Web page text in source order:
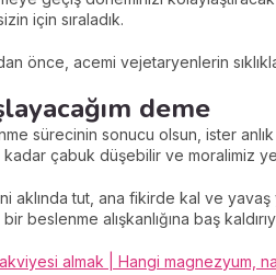
için sıraladık.
önce, acemi vejetaryenlerin
deme
sürecinin sonucu olsun, ister
çabuk düşebilir ve moralimiz
aklında tut, ana fikirde kal ve
bir beslenme alışkanlığına baş
almak | Hangi magnezyum,